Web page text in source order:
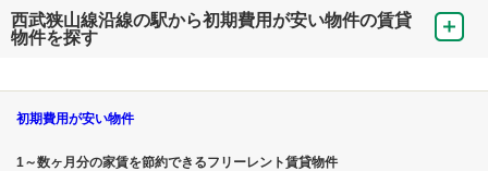
西武狭山線沿線の駅から初期費用が安い物件の賃貸
物件を探す
初期費用が安い物件
1～数ヶ月分の家賃を節約できるフリーレント賃貸物件